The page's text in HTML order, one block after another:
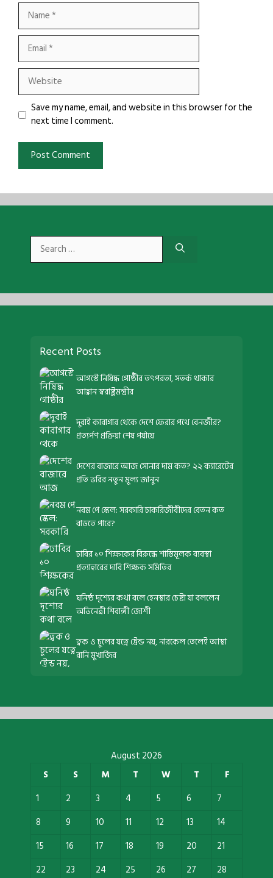
Name
Email
Website
Save my name, email, and website in this browser for the
next time I comment.
Search
for:
Recent Posts
আগস্টে নিষিদ্ধ গোষ্ঠীর তৎপরতা, সতর্ক থাকার
আহ্বান স্বরাষ্ট্রমন্ত্রীর
দুবাই কারাগার থেকে দেশে ফেরার পথে বেনজীর?
প্রত্যর্পণ প্রক্রিয়া শেষ পর্যায়ে
দেশের বাজারে আজ সোনার দাম কত? ২২ ক্যারেটের
প্রতি ভরির নতুন মূল্য জানুন
নবম পে স্কেল: সরকারি চাকরিজীবীদের বেতন কত
বাড়তে পারে?
ঢাবির ১০ শিক্ষকের বিরুদ্ধে শাস্তিমূলক ব্যবস্থা
প্রত্যাহারের দাবি শিক্ষক সমিতির
ঘনিষ্ঠ দৃশ্যের কথা বলে হেনস্থার চেষ্টা যা বললেন
অভিনেত্রী শিবাঙ্গী জোশী
ত্বক ও চুলের যত্নে ট্রেন্ড নয়, নারকেল তেলেই আস্থা
রানি মুখার্জির
August 2026
S
S M T W T
F
1
2 3 4 5 6
7
8
9 10 11 12 13
14
15
16 17 18 19 20
21
22
23 24 25 26 27 28